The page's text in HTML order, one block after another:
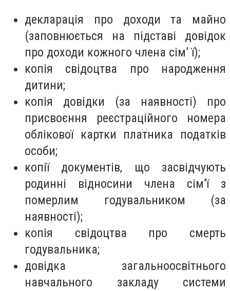
декларація про доходи та майно
(заповнюється на підставі довідок
про доходи кожного члена сім’ ї);
копія свідоцтва про народження
дитини;
копія довідки (за наявності) про
присвоєння реєстраційного номера
облікової картки платника податків
особи;
копії документів, що засвідчують
родинні відносини члена сім’ї з
померлим годувальником (за
наявності);
копія свідоцтва про смерть
годувальника;
довідка загальноосвітнього
навчального закладу системи